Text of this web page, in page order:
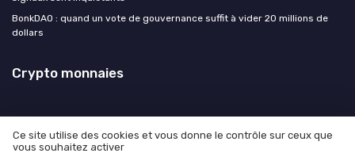
BonkDAO : quand un vote de gouvernance suffit à vider 20 millions de
dollars
Crypto monnaies
Ce site utilise des cookies et vous donne le contrôle sur ceux que
vous souhaitez activer